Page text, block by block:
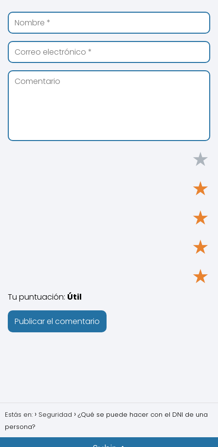
★
★
★
★
★
Tu puntuación: Útil
Estás en: Seguridad
¿Qué se puede hacer con el DNI de una
persona?